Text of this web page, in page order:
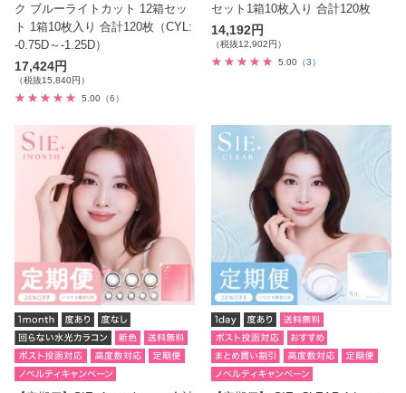
ク ブルーライトカット 12箱セッ
ト 1箱10枚入り 合計120枚（CYL:
-0.75D～-1.25D）
17,424円
（税抜15,840円）
5.00 （6）
セット1箱10枚入り 合計120枚
14,192円
（税抜12,902円）
5.00 （3）